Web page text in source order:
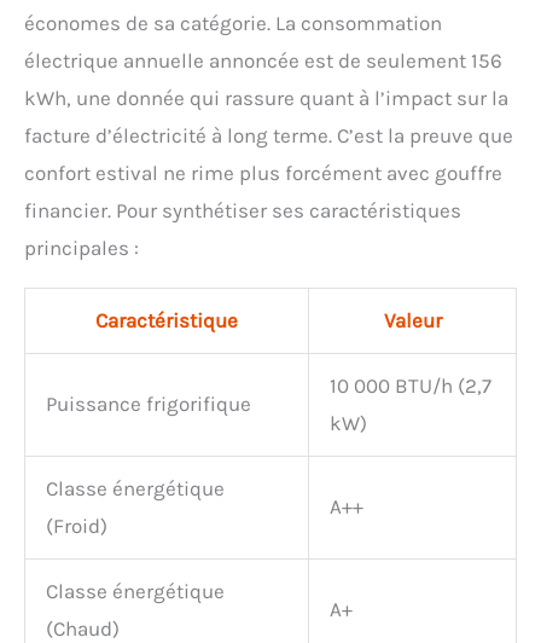
économes de sa catégorie. La consommation
électrique annuelle annoncée est de seulement 156
kWh, une donnée qui rassure quant à l’impact sur la
facture d’électricité à long terme. C’est la preuve que
confort estival ne rime plus forcément avec gouffre
financier. Pour synthétiser ses caractéristiques
principales :
Caractéristique Valeur
Puissance frigorifique
10 000 BTU/h (2,7
kW)
Classe énergétique
(Froid)
A++
Classe énergétique
(Chaud)
A+